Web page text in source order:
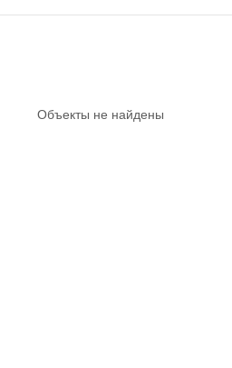
Объекты не найдены